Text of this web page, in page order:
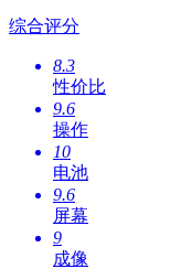
综合评分
8.3
性价比
9.6
操作
10
电池
9.6
屏幕
9
成像